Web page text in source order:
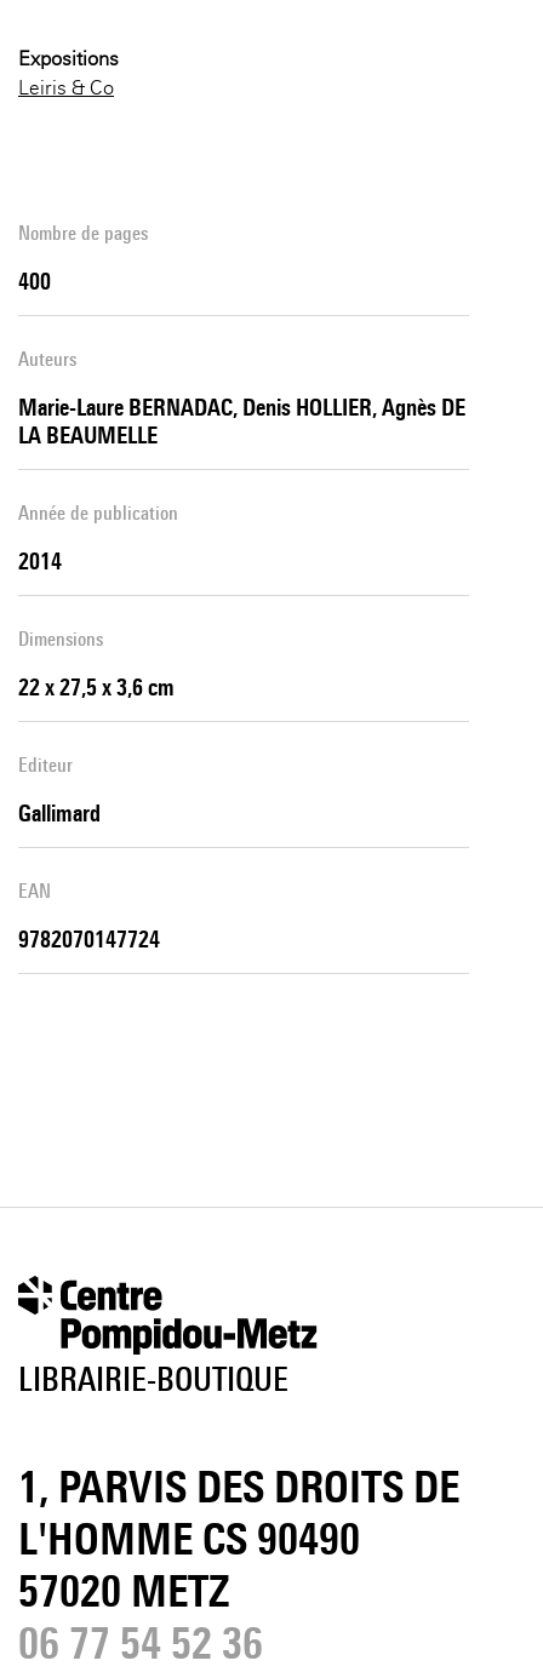
Expositions
Leiris & Co
Nombre de pages
400
Auteurs
Marie-Laure BERNADAC, Denis HOLLIER, Agnès DE
LA BEAUMELLE
Année de publication
2014
Dimensions
22 x 27,5 x 3,6 cm
Editeur
Gallimard
EAN
9782070147724
LIBRAIRIE-BOUTIQUE
1, PARVIS DES DROITS DE
L'HOMME CS 90490
57020 METZ
06 77 54 52 36